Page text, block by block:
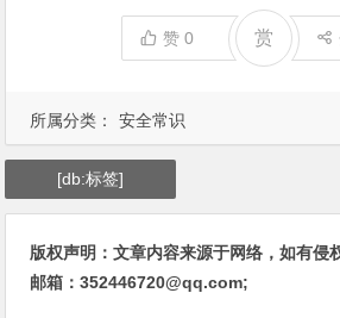
所属分类： 安全常识
赞0 赏
[db:标签]
版权声明：文章内容来源于网络，如有侵
邮箱：352446720@qq.com;